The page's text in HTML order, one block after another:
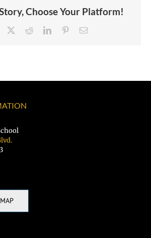
Choose Your Platform!
Facebook RedditLinkedInPinterestEmail